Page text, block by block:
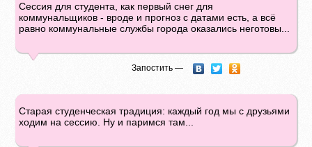
Сессия для студента, как первый снег для
коммунальщиков - вроде и прогноз с датами есть, а всё
равно коммунальные службы города оказались неготовы...
Запостить —
Старая студенческая традиция: каждый год мы с друзьями
ходим на сессию. Ну и паримся там...